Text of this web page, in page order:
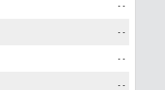
--
--
--
--